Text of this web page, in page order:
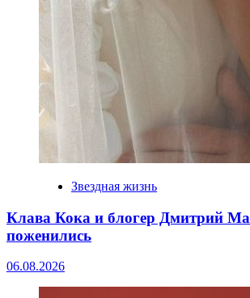
Звездная жизнь
Клава Кока и блогер Дмитрий
поженились
06.08.2026